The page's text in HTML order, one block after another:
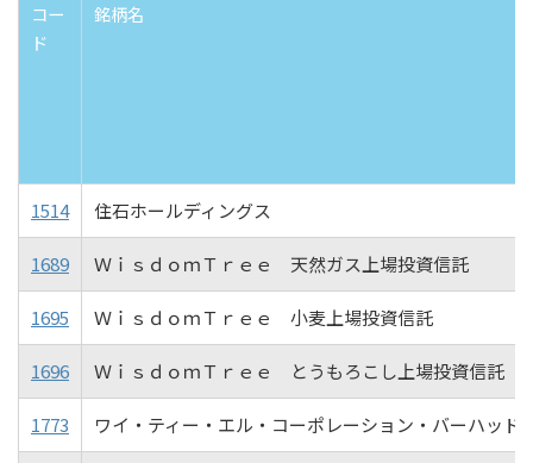
コー
ド
銘柄名
1514 住石ホールディングス
1689 ＷｉｓｄｏｍＴｒｅｅ 天然ガス上場投資信託
1695 ＷｉｓｄｏｍＴｒｅｅ 小麦上場投資信託
1696 ＷｉｓｄｏｍＴｒｅｅ とうもろこし上場投資信託
1773 ワイ・ティー・エル・コーポレーション・バーハッド